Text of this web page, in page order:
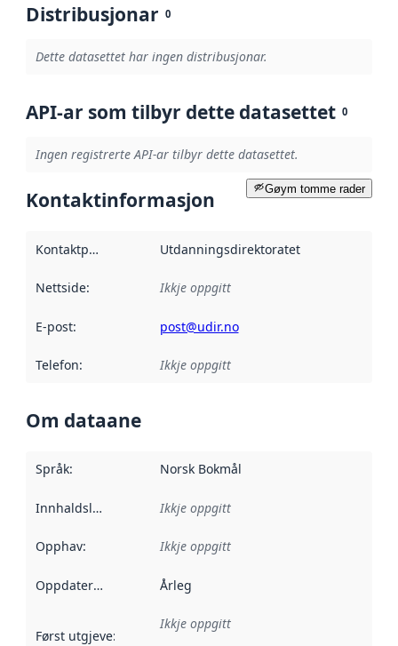
Distribusjonar 0
Dette datasettet har ingen distribusjonar.
API-ar som tilbyr dette datasettet 0
Ingen registrerte API-ar tilbyr dette datasettet.
Gøym tomme rader
Kontaktinformasjon
Kontaktpunkt Utdanningsdirektoratet
Nettside: Ikkje oppgitt
E-post: post@udir.no
Telefon: Ikkje oppgitt
Om dataane
Språk: Norsk Bokmål
Innhaldsleverandørar :
Ikkje oppgitt
Opphav: Ikkje oppgitt
Oppdateringsfrekvens :
Årleg
Først utgjeve: Denne datoen seier når dataa i dette
Ikkje oppgitt